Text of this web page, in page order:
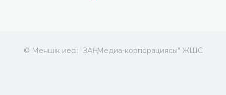
© Меншік иесі: "ЗАҢ" Медиа-корпорациясы" ЖШС